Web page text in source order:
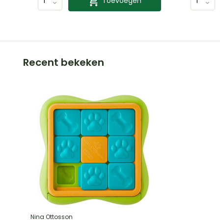
Recent bekeken
Nina Ottosson